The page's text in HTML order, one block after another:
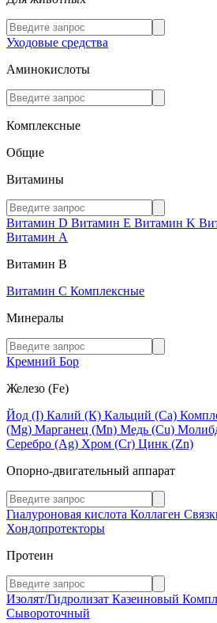
Уходовые средства
Аминокислоты
Комплексные
Общие
Витамины
Витамин D Витамин E Витамин K
Витамин А
Витамин В
Витамин C Комплексные
Минералы
Кремний Бор
Железо (Fe)
Йод (I) Калий (К) Кальций (Са)
(Mg) Марганец (Mn) Медь (Сu)
Серебро (Ag) Хром (Cr) Цинк (Zn)
Опорно-двигательный аппарат
Гиалуроновая кислота Коллаген
Хондопротекторы
Протеин
Изолят/Гидролизат Казеиновый
Сывороточный